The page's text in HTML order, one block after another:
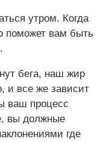
утром. Когда
поможет вам быть
бега, наш жир
и все же зависит
ваш процесс
вы должные
где